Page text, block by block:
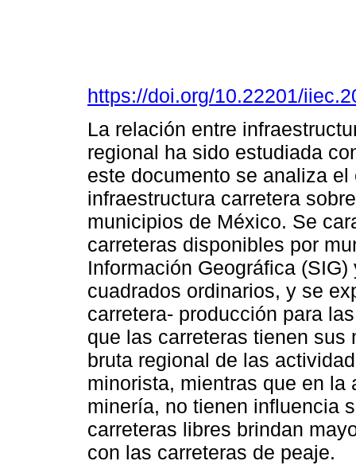
https://doi.org/10.22201/
La relación entre
regional ha sido estudiada
este documento se analiza
infraestructura carretera
municipios de México. Se
carreteras disponibles por
Información Geográfica
cuadrados ordinarios, y se
carretera- producción para
que las carreteras tienen
bruta regional de las
minorista, mientras que en
minería, no tienen influencia
carreteras libres brindan
con las carreteras de peaje.